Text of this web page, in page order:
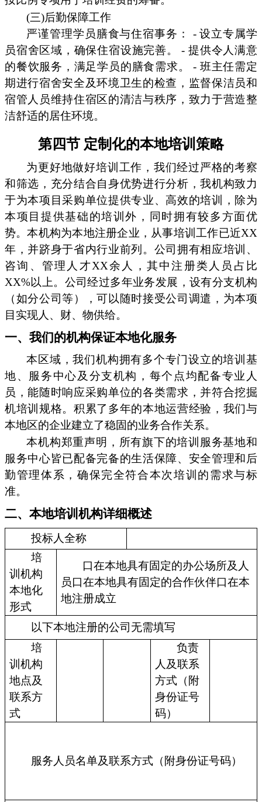
(三)后勤保障工作
严谨管理学员膳食与住宿事务： - 设立专属学
员宿舍区域，确保住宿设施完善。 - 提供令人满意
的餐饮服务，满足学员的膳食需求。 - 班主任需定
期进行宿舍安全及环境卫生的检查，监督保洁员和
宿管人员维持住宿区的清洁与秩序，致力于营造整
洁舒适的居住环境。
第四节 定制化的本地培训策略
为更好地做好培训工作，我们经过严格的考察
和筛选，充分结合自身优势进行分析，我机构致力
于为本项目采购单位提供专业、高效的培训，除为
本项目提供基础的培训外，同时拥有较多方面优
势。本机构为本地注册企业，从事培训工作已近XX
年，并跻身于省内行业前列。公司拥有相应培训、
咨询、管理人才XX余人，其中注册类人员占比
XX%以上。公司经过多年业务发展，设有分支机构
（如分公司等），可以随时接受公司调遣，为本项
目实现人、财、物供给。
一、我们的机构保证本地化服务
本区域，我们机构拥有多个专门设立的培训基
地、服务中心及分支机构，每个点均配备专业人
员，能随时响应采购单位的各类需求，并符合挖掘
机培训规格。积累了多年的本地运营经验，我们与
本地区的企业建立了稳固的业务合作关系。
本机构郑重声明，所有旗下的培训服务基地和
服务中心皆已配备完备的生活保障、安全管理和后
勤管理体系，确保完全符合本次培训的需求与标
准。
二、本地培训机构详细概述
投标人全称
培
训机构
本地化
形式
口在本地具有固定的办公场所及人
员口在本地具有固定的合作伙伴口在本
地注册成立
以下本地注册的公司无需填写
培
训机构
地点及
联系方
式
负责
人及联系
方式（附
身份证号
码）
服务人员名单及联系方式（附身份证号码）